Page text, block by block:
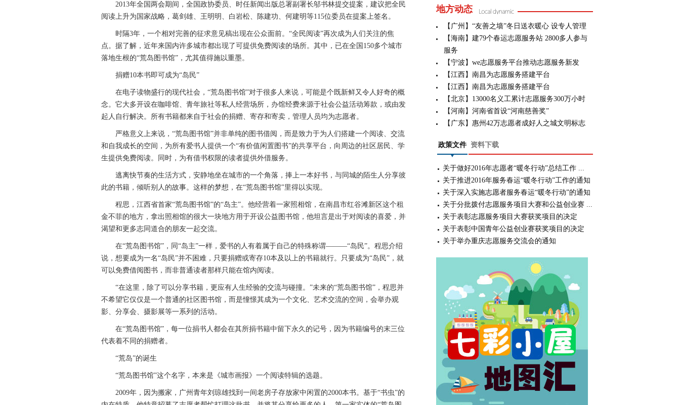
2013年全国两会期间，全国政协委员、时任新闻出版总署副署长邬书林提交提案，建议把全民
阅读上升为国家战略，葛剑雄、王明明、白岩松、陈建功、何建明等115位委员在提案上签名。
时隔3年，一个相对完善的征求意见稿出现在公众面前。“全民阅读”再次成为人们关注的焦
点。据了解，近年来国内许多城市都出现了可提供免费阅读的场所。其中，已在全国150多个城市
落地生根的“荒岛图书馆”，尤其值得施以重墨。
捐赠10本书即可成为“岛民”
在电子读物盛行的现代社会，“荒岛图书馆”对于很多人来说，可能是个既新鲜又令人好奇的概
念。它大多开设在咖啡馆、青年旅社等私人经营场所，办馆经费来源于社会公益活动筹款，或由发
起人自行解决。所有书籍都来自于社会的捐赠、寄存和寄卖，管理人员均为志愿者。
严格意义上来说，“荒岛图书馆”并非单纯的图书借阅，而是致力于为人们搭建一个阅读、交流
和自我成长的空间，为所有爱书人提供一个“有价值闲置图书”的共享平台，向周边的社区居民、学
生提供免费阅读。同时，为有借书权限的读者提供外借服务。
逃离快节奏的生活方式，安静地坐在城市的一个角落，捧上一本好书，与同城的陌生人分享彼
此的书籍，倾听别人的故事。这样的梦想，在“荒岛图书馆”里得以实现。
程思，江西省首家“荒岛图书馆”的“岛主”。他经营着一家照相馆，在南昌市红谷滩新区这个租
金不菲的地方，拿出照相馆的很大一块地方用于开设公益图书馆，他坦言是出于对阅读的喜爱，并
渴望和更多志同道合的朋友一起交流。
在“荒岛图书馆”，同“岛主”一样，爱书的人有着属于自己的特殊称谓———“岛民”。程思介绍
说，想要成为一名“岛民”并不困难，只要捐赠或寄存10本及以上的书籍就行。只要成为“岛民”，就
可以免费借阅图书，而非普通读者那样只能在馆内阅读。
“在这里，除了可以分享书籍，更应有人生经验的交流与碰撞。”未来的“荒岛图书馆”，程思并
不希望它仅仅是一个普通的社区图书馆，而是憧憬其成为一个文化、艺术交流的空间，会举办观
影、分享会、摄影展等一系列的活动。
在“荒岛图书馆”，每一位捐书人都会在其所捐书籍中留下永久的记号，因为书籍编号的末三位
代表着不同的捐赠者。
“荒岛”的诞生
“荒岛图书馆”这个名字，本来是《城市画报》一个阅读特辑的选题。
2009年，因为搬家，广州青年刘琼雄找到一间老房子存放家中闲置的2000本书。基于“书虫”的
地方动态
【广州】“友善之墙”冬日送衣暖心 设专人管理
【海南】建79个春运志愿服务站 2800多人参与
服务
【宁波】we志愿服务平台推动志愿服务新发
【江西】南昌为志愿服务搭建平台
【江西】南昌为志愿服务搭建平台
【北京】13000名义工累计志愿服务300万小时
【河南】河南省首设“河南慈善奖”
【广东】惠州42万志愿者成好人之城文明标志
政策文件 资料下载
关于做好2016年志愿者“暖冬行动”总结工作 ...
关于推进2016年服务春运“暖冬行动”工作的通知
关于深入实施志愿者服务春运“暖冬行动”的通知
关于分批拨付志愿服务项目大赛和公益创业赛 ...
关于表彰志愿服务项目大赛获奖项目的决定
关于表彰中国青年公益创业赛获奖项目的决定
关于举办重庆志愿服务交流会的通知